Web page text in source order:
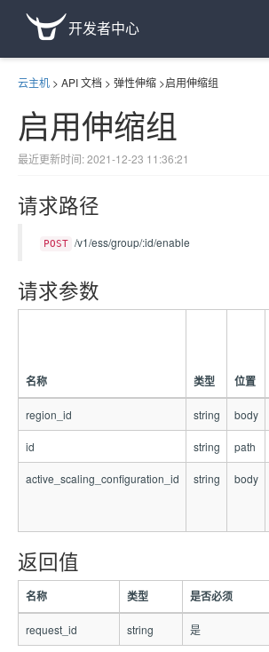
开发者中心
云主机 > API 文档 > 弹性伸缩 >启用伸缩组
启用伸缩组
最近更新时间: 2021-12-23 11:36:21
请求路径
POST /v1/ess/group/:id/enable
请求参数
名称 类型 位置
region_id string body
id string path
active_scaling_configuration_id string body
返回值
名称 类型 是否必须
request_id string 是